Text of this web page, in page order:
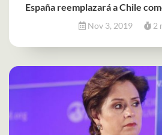
España reemplazará a Chile
Nov 3, 2019 2